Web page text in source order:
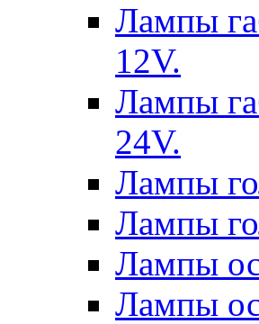
Лампы
12V.
Лампы
24V.
Лампы
Лампы
Лампы
Лампы